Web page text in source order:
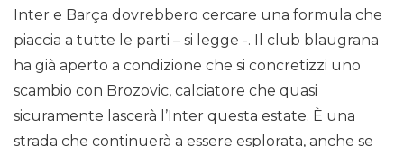
Inter e Barça dovrebbero cercare una formula che
piaccia a tutte le parti – si legge -. Il club blaugrana
ha già aperto a condizione che si concretizzi uno
scambio con Brozovic, calciatore che quasi
sicuramente lascerà l’Inter questa estate. È una
strada che continuerà a essere esplorata, anche se